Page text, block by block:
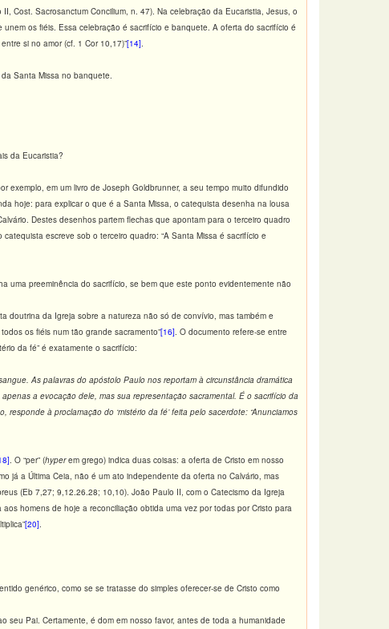
Cost. Sacrosanctum Concilium, n. 47). Na celebração da Eucaristia, Jesus, o
os fiéis. Essa celebração é sacrifício e banquete. A oferta do sacrifício é
si no amor (cf. 1 Cor 10,17)”[14].
Santa Missa no banquete.
da Eucaristia?
exemplo, em um livro de Joseph Goldbrunner, a seu tempo muito difundido
hoje: para explicar o que é a Santa Missa, o catequista desenha na lousa
Destes desenhos partem flechas que apontam para o terceiro quadro
escreve sob o terceiro quadro: “A Santa Missa é sacrifício e
uma preeminência do sacrifício, se bem que este ponto evidentemente não
doutrina da Igreja sobre a natureza não só de convívio, mas também e
os fiéis num tão grande sacramento”[16]. O documento refere-se entre
da fé” é exatamente o sacrifício:
As palavras do apóstolo Paulo nos reportam à circunstância dramática
a evocação dele, mas sua representação sacramental. É o sacrifício da
à proclamação do ‘mistério da fé’ feita pelo sacerdote: “Anunciamos
. O “per” (hyperem grego) indica duas coisas: a oferta de Cristo em nosso
já a Última Ceia, não é um ato independente da oferta no Calvário, mas
(Eb 7,27; 9,12.26.28; 10,10). João Paulo II, com o Catecismo da Igreja
aos homens de hoje a reconciliação obtida uma vez por todas por Cristo para
[20].
genérico, como se se tratasse do simples oferecer-se de Cristo como
seu Pai. Certamente, é dom em nosso favor, antes de toda a humanidade